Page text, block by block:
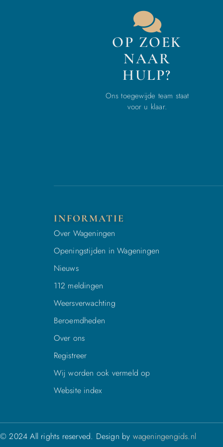
OP ZOEK
NAAR
HULP?
Ons toegewijde team staat
voor u klaar.
INFORMATIE
Over Wageningen
Openingstijden in Wageningen
Nieuws
112 meldingen
Weersverwachting
Beroemdheden
Over ons
Registreer
Wij worden ook vermeld op
Website index
© 2024 All rights reserved. Design by wageningengids.nl